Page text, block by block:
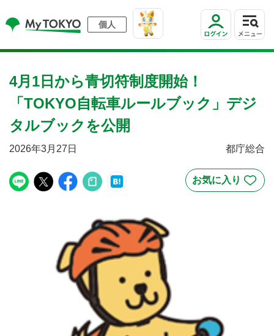
個人
4月1日から青切符制度開始！
「TOKYO自転車ルールブック」デジ
タルブックを公開
2026年3月27日 都庁総合